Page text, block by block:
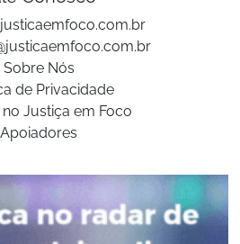
Sobre Nós
de Privacidade
Justiça em Foco
Apoiadores